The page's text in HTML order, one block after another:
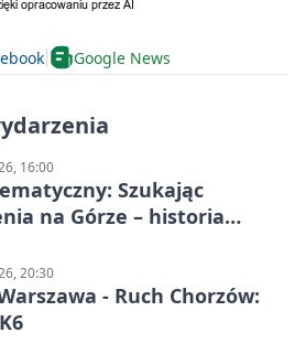
Google News
16:00
Szukając
na Górze – historia
20:30
- Ruch Chorzów: